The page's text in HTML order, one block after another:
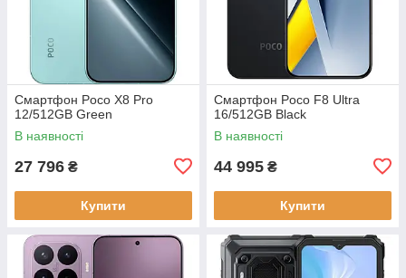
Смартфон Poco X8 Pro
12/512GB Green
В наявності
27 796 ₴
Купити
Смартфон Poco F8 Ultra
16/512GB Black
В наявності
44 995 ₴
Купити